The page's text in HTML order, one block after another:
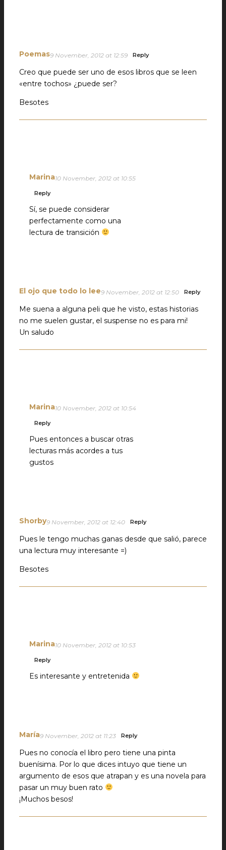
Poemas9 November, 2012 at 12:59 Reply
Creo que puede ser uno de esos libros que se leen
«entre tochos» ¿puede ser?
Besotes
Marina10 November, 2012 at 10:55
Reply
Sí, se puede considerar
perfectamente como una
lectura de transición
El ojo que todo lo lee9 November, 2012 at 12:50 Reply
Me suena a alguna peli que he visto, estas historias
no me suelen gustar, el suspense no es para mi!
Un saludo
Marina10 November, 2012 at 10:54
Reply
Pues entonces a buscar otras
lecturas más acordes a tus
gustos
Shorby9 November, 2012 at 12:40 Reply
Pues le tengo muchas ganas desde que salió, parece
una lectura muy interesante =)
Besotes
Marina10 November, 2012 at 10:53
Reply
Es interesante y entretenida
María9 November, 2012 at 11:23 Reply
Pues no conocía el libro pero tiene una pinta
buenísima. Por lo que dices intuyo que tiene un
argumento de esos que atrapan y es una novela para
pasar un muy buen rato
¡Muchos besos!